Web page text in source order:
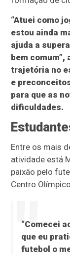
“Atuei como
estou ainda
ajuda a
bem
trajetória no
e
para que as
dificuldades.
Entre os mais
atividade está
paixão pelo
Centro
“Comecei
que eu
futebol o